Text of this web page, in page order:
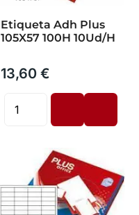
Etiqueta Adh Plus
105X57 100H 10Ud/H
13,60 €